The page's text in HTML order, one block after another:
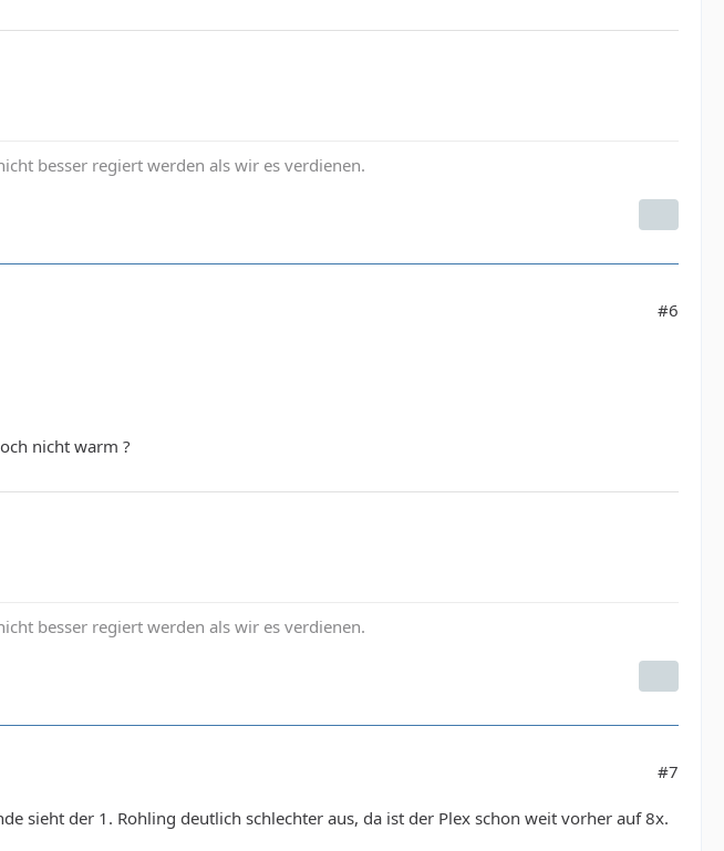
besser regiert werden als wir es verdienen.
#6
nicht warm ?
besser regiert werden als wir es verdienen.
#7
sieht der 1. Rohling deutlich schlechter aus, da ist der Plex schon weit vorher auf 8x.